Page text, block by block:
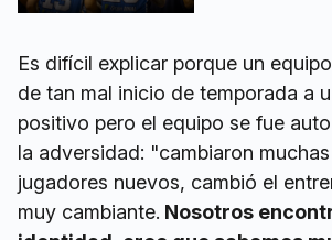
Es difícil explicar porque un
de tan mal inicio de temporada a
positivo pero el equipo se fue
la adversidad: "cambiaron
jugadores nuevos, cambió el
muy cambiante. Nosotros